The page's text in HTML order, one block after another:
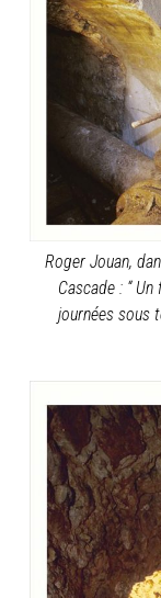
Roger Jouan,
Cascade : “
journées sous